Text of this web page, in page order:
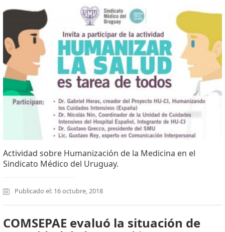
Actividad sobre Humanización de la Medicina en el
Sindicato Médico del Uruguay.
Publicado el: 16 octubre, 2018
COMSEPAE evaluó la situación de